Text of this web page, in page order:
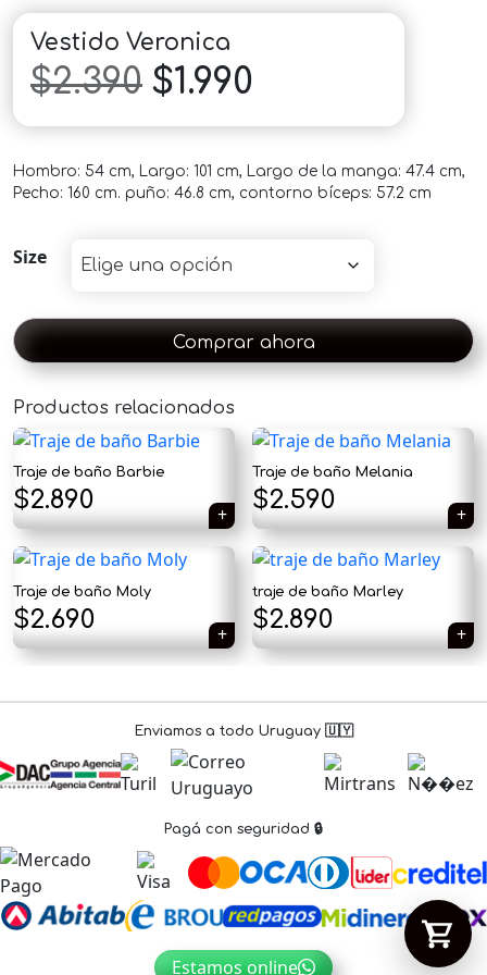
Vestido Veronica
$2.390 El
precio
original
$1.990
precio
actual
Hombro: 54 cm, Largo: 101 cm, Largo de la manga: 47.4 cm,
Pecho: 160 cm. puño: 46.8 cm, contorno bíceps: 57.2 cm
Size
Comprar ahora
Productos relacionados
Traje de baño Barbie
$2.890
Traje de baño Melania
$2.590
Traje de baño Moly
$2.690
traje de baño Marley
$2.890
Enviamos a todo Uruguay 🇺🇾
Pagá con seguridad 🔒
Estamos online
Tu carrito está vacío.
Agregá un producto y aparecerá acá
automáticamente.